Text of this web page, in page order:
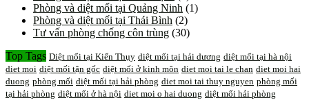
Phòng và diệt mối tại Quảng Ninh (1)
Phòng và diệt mối tại Thái Bình (2)
Tư vấn phòng chống côn trùng (30)
Top Tags Diệt mối tại Kiến Thụy diệt mối tại hải dương diệt mối tại hà nội
diet moi diệt mối tận gốc diệt mối ở kinh môn diet moi tai le chan diet moi hai
duong phòng mối diệt mối tại hải phòng diet moi tai thuy nguyen phòng mối
tại hải phòng diệt mối ở hà nội diet moi o hai duong diệt mối hải phòng